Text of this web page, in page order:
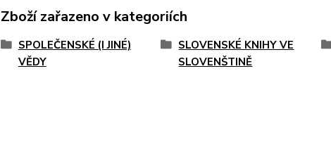
Zboží zařazeno v kategoriích
SPOLEČENSKÉ (I JINÉ)
VĚDY
SLOVENSKÉ KNIHY VE
SLOVENŠTINĚ